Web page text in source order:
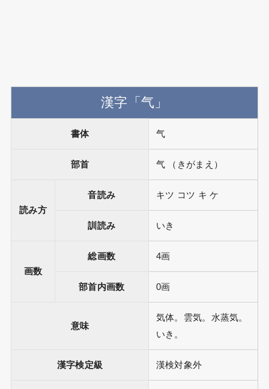
漢字「气」
書体 气
部首 气 （きがまえ）
読み方
音読み キツ コツ キ ケ
訓読み いき
画数
総画数 4画
部首内画数 0画
意味
気体。雲気。水蒸気。
いき。
漢字検定級 漢検対象外